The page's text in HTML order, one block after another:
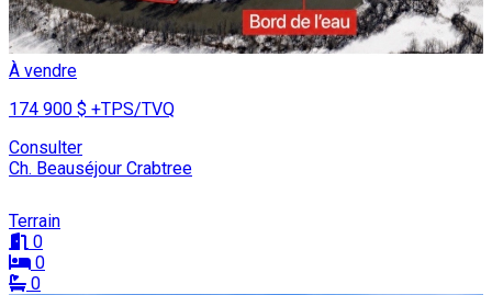
À vendre
174 900 $ +TPS/TVQ
Consulter
Ch. Beauséjour Crabtree
Terrain
0
0
0